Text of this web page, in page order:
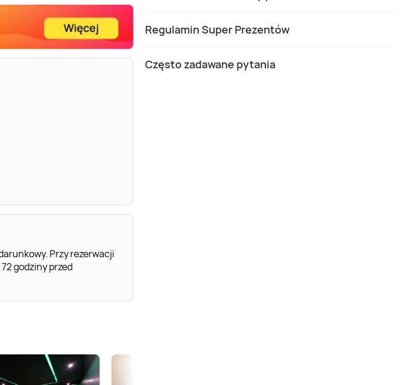
Regulamin Super Prezentów
Często zadawane pytania
Przy rezerwacji
godziny przed